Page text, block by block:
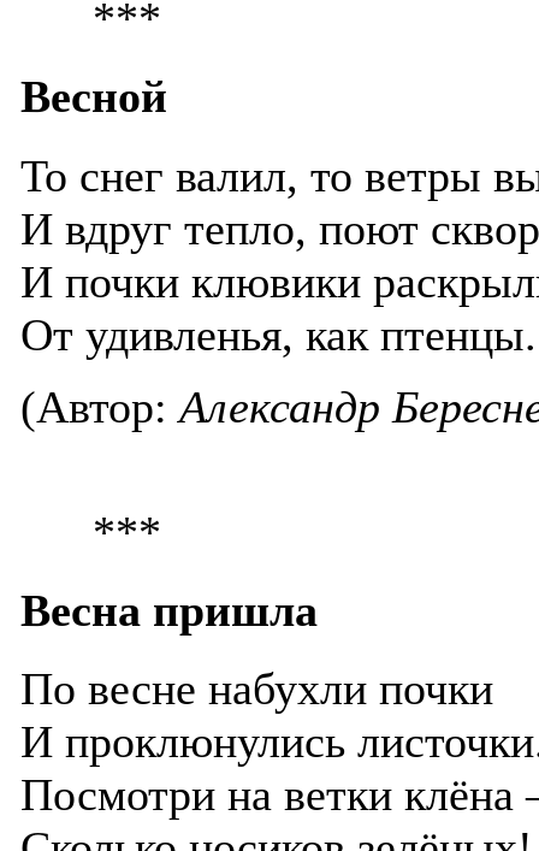
***
Весной
То снег валил, то ветры
И вдруг тепло, поют
И почки клювики
От удивленья, как птенцы.
(Автор:Aлександр
***
Весна пришла
По весне набухли почки
И проклюнулись
Посмотри на ветки клёна